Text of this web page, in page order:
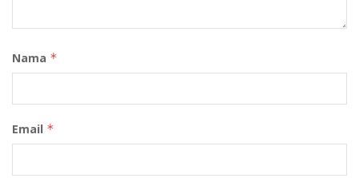
Nama *
Email *